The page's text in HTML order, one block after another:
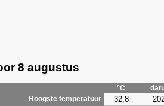
8 augustus
°C
Hoogste temperatuur
32,8